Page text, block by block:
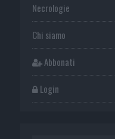
Necrologie
Chi siamo
Abbonati
Login